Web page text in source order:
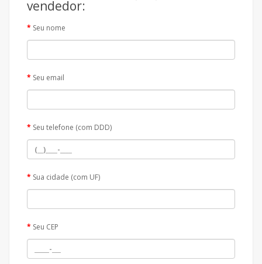
vendedor:
Seu nome
Seu email
Seu telefone (com DDD)
Sua cidade (com UF)
Seu CEP